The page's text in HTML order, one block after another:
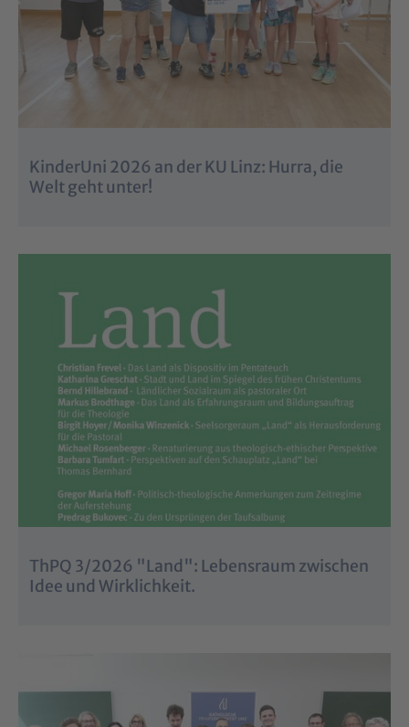
KinderUni 2026 an der KU Linz: Hurra, die
Welt geht unter!
ThPQ 3/2026 "Land": Lebensraum zwischen
Idee und Wirklichkeit.